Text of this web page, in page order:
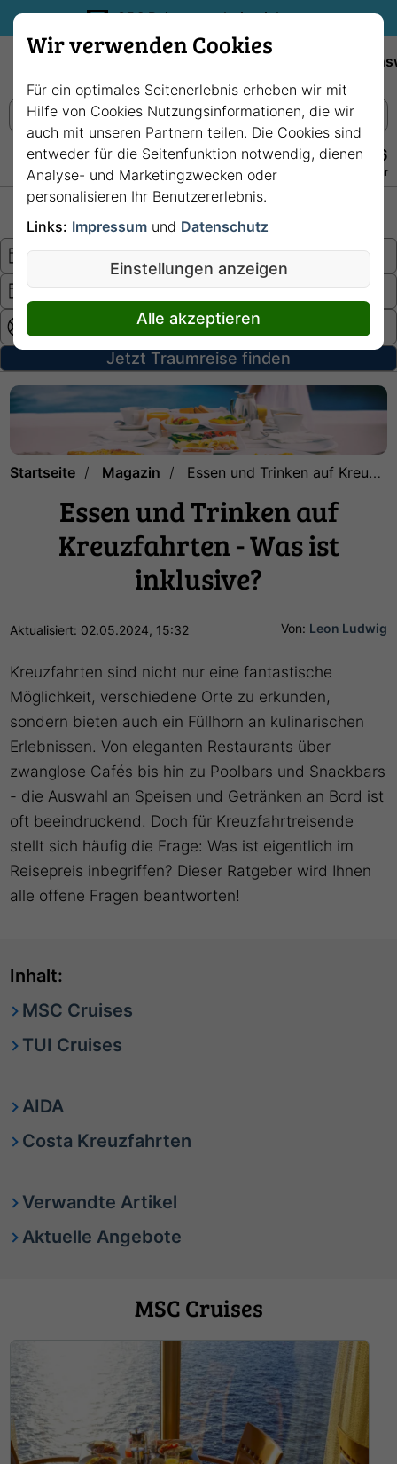
35€ Reisegutschein sichern.
+49 228 3875 7256
Persönlich · Kostenlos · Täglich 08–22 Uhr
Jetzt Traumreise finden
Startseite Magazin Essen und Trinken auf Kreuzfahrten - Was ist inklusive?
Essen und Trinken auf
Kreuzfahrten - Was ist
inklusive?
Von: Leon Ludwig
Aktualisiert: 02.05.2024, 15:32
Kreuzfahrten sind nicht nur eine fantastische
Möglichkeit, verschiedene Orte zu erkunden,
sondern bieten auch ein Füllhorn an kulinarischen
Erlebnissen. Von eleganten Restaurants über
zwanglose Cafés bis hin zu Poolbars und Snackbars
- die Auswahl an Speisen und Getränken an Bord ist
oft beeindruckend. Doch für Kreuzfahrtreisende
stellt sich häufig die Frage: Was ist eigentlich im
Reisepreis inbegriffen? Dieser Ratgeber wird Ihnen
alle offene Fragen beantworten!
Inhalt:
MSC Cruises
TUI Cruises
AIDA
Costa Kreuzfahrten
Verwandte Artikel
Aktuelle Angebote
MSC Cruises
Wir verwenden Cookies
Für ein optimales Seitenerlebnis erheben wir mit
Hilfe von Cookies Nutzungsinformationen, die wir
auch mit unseren Partnern teilen. Die Cookies sind
entweder für die Seitenfunktion notwendig, dienen
Analyse- und Marketingzwecken oder
personalisieren Ihr Benutzererlebnis.
Links: Impressum und Datenschutz
Einstellungen anzeigen
Alle akzeptieren